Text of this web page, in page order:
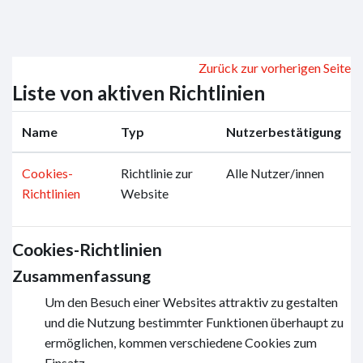
Zurück zur vorherigen Seite
Liste von aktiven Richtlinien
Name Typ Nutzerbestätigung
Cookies-
Richtlinien
Richtlinie zur
Website
Alle Nutzer/innen
Cookies-Richtlinien
Zusammenfassung
Um den Besuch einer Websites attraktiv zu gestalten
und die Nutzung bestimmter Funktionen überhaupt zu
ermöglichen, kommen verschiedene Cookies zum